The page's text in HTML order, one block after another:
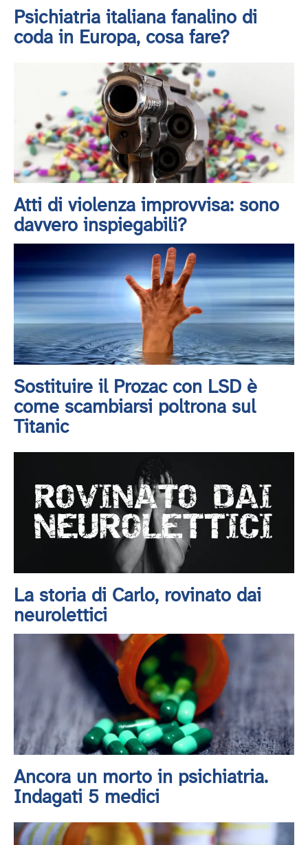
Psichiatria italiana fanalino di
coda in Europa, cosa fare?
Atti di violenza improvvisa: sono
davvero inspiegabili?
Sostituire il Prozac con LSD è
come scambiarsi poltrona sul
Titanic
La storia di Carlo, rovinato dai
neurolettici
Ancora un morto in psichiatria.
Indagati 5 medici